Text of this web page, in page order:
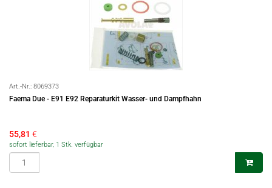
Art.-Nr.: 8069373
Faema Due - E91 E92 Reparaturkit Wasser- und Dampfhahn
55,81 €
sofort lieferbar, 1 Stk. verfügbar